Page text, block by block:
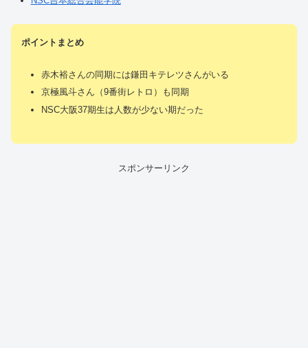
ポイントまとめ
赤木裕さんの同期には鎌田キテレツさんがいる
京極風斗さん（9番街レトロ）も同期
NSC大阪37期生は人数が少ない期だった
スポンサーリンク